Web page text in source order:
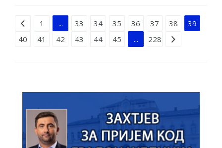
Strana 39 od 228
1 ... 33 34 35 36 37 38
39
40
41 42 43 44 45 ... 228